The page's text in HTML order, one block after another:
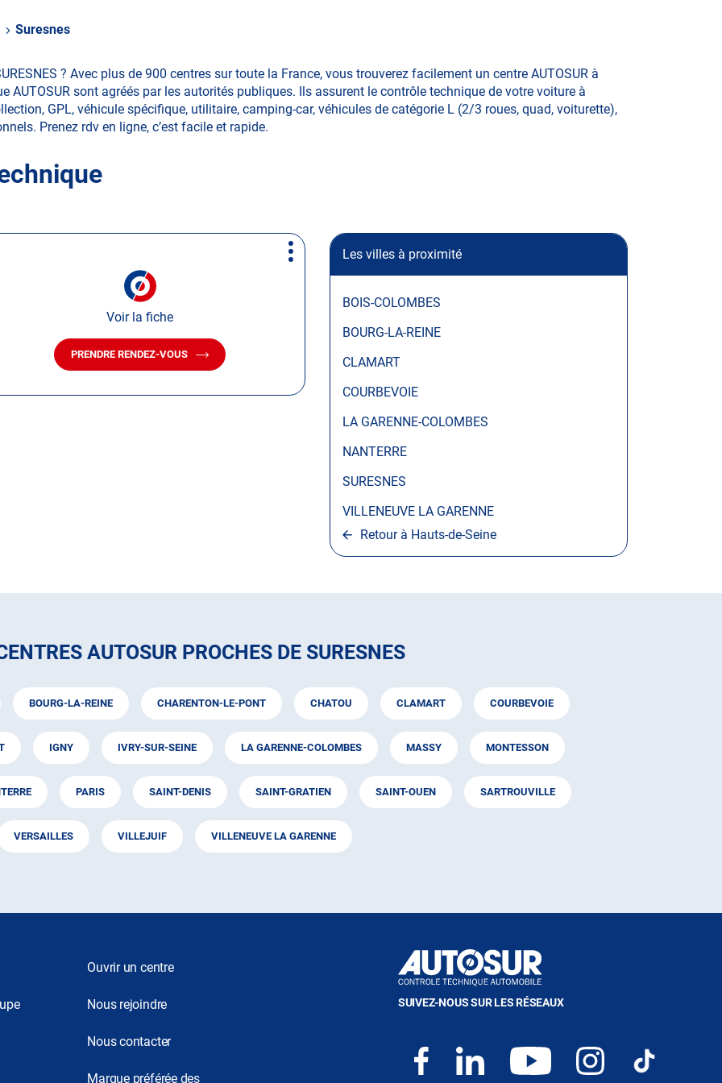
Suresnes
? Avec plus de 900 centres sur toute la France, vous trouverez facilement un centre AUTOSUR à
AUTOSUR sont agréés par les autorités publiques. Ils assurent le contrôle technique de votre voiture à
GPL, véhicule spécifique, utilitaire, camping-car, véhicules de catégorie L (2/3 roues, quad, voiturette),
Prenez rdv en ligne, c’est facile et rapide.
Les villes à proximité
BOIS-COLOMBES
BOURG-LA-REINE
CLAMART
COURBEVOIE
LA GARENNE-COLOMBES
NANTERRE
SURESNES
VILLENEUVE LA GARENNE
Retour à Hauts-de-Seine
Voir la fiche
PRENDRE RENDEZ-VOUS
AVEC
LE
Plus
d'options
AUTOSUR PROCHES DE SURESNES
BOURG-LA-REINE CHARENTON-LE-PONT CHATOU CLAMART COURBEVOIE
IGNY IVRY-SUR-SEINE LA GARENNE-COLOMBES MASSY MONTESSON
PARIS SAINT-DENIS SAINT-GRATIEN SAINT-OUEN SARTROUVILLE
VERSAILLES VILLEJUIF VILLENEUVE LA GARENNE
Ouvrir un centre
Nous rejoindre
Nous contacter
Marque préférée des
SUIVEZ-NOUS SUR LES RÉSEAUX